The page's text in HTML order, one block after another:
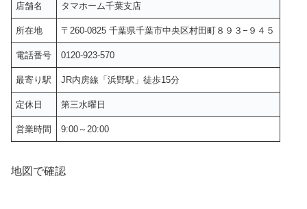
店舗名 タマホーム千葉支店
所在地 〒260-0825 千葉県千葉市中央区村田町８９３−９４５
電話番号 0120-923-570
最寄り駅 JR内房線「浜野駅」徒歩15分
定休日 第三水曜日
営業時間 9:00～20:00
地図で確認